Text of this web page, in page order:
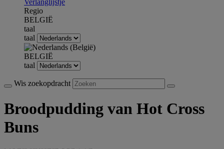
Verlanglijstje
Regio
BELGIË
taal
taal
BELGIË
taal
Wis zoekopdracht
Broodpudding van Hot Cross
Buns